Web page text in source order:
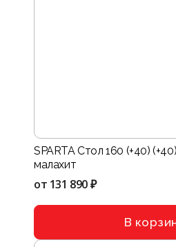
SPARTA Стол 160 (+40)
малахит
от 131 890 ₽
В